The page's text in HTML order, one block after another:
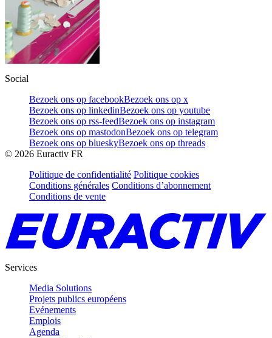
Social
Bezoek ons op facebookBezoek ons op x
Bezoek ons op linkedinBezoek ons op youtube
Bezoek ons op rss-feedBezoek ons op instagram
Bezoek ons op mastodonBezoek ons op telegram
Bezoek ons op blueskyBezoek ons op threads
© 2026 Euractiv FR
Politique de confidentialité Politique cookies
Conditions générales Conditions d’abonnement
Conditions de vente
Services
Media Solutions
Projets publics européens
Evénements
Emplois
Agenda